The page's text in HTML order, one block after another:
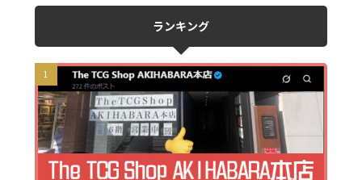
ランキング